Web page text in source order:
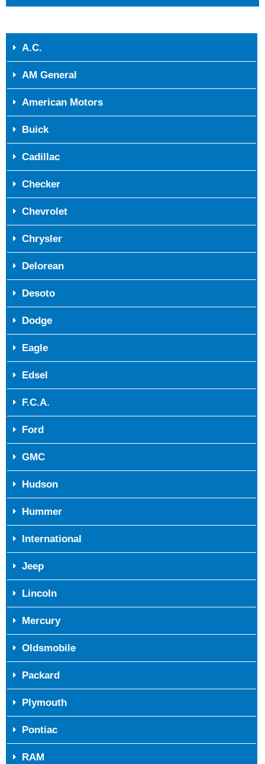
A.C.
AM General
American Motors
Buick
Cadillac
Checker
Chevrolet
Chrysler
Delorean
Desoto
Dodge
Eagle
Edsel
F.C.A.
Ford
GMC
Hudson
Hummer
International
Jeep
Lincoln
Mercury
Oldsmobile
Packard
Plymouth
Pontiac
RAM